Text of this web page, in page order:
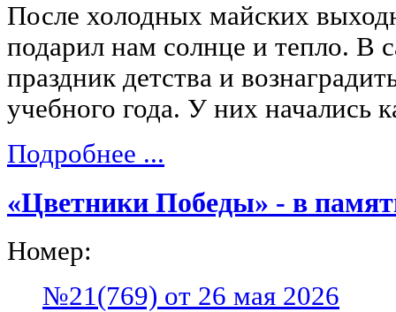
После холодных майских
подарил нам солнце и тепло. В
праздник детства и
учебного года. У них начались
Подробнее ...
«Цветники Победы» - в
Номер:
№21(769) от 26 мая 2026